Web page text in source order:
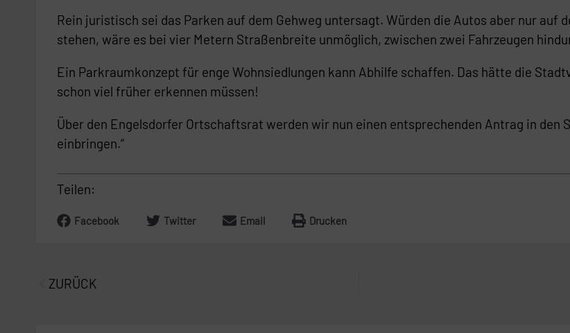
Rein juristisch sei das Parken auf dem Gehweg untersagt. Würden die Autos aber nur auf
stehen, wäre es bei vier Metern Straßenbreite unmöglich, zwischen zwei Fahrzeugen
Ein Parkraumkonzept für enge Wohnsiedlungen kann Abhilfe schaffen. Das hätte die
schon viel früher erkennen müssen!
Über den Engelsdorfer Ortschaftsrat werden wir nun einen entsprechenden Antrag in den
einbringen.“
Teilen:
Facebook Twitter Email Drucken
ZURÜCK